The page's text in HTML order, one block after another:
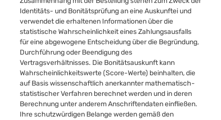
Identitäts- und Bonitätsprüfung an eine Auskunftei und
verwendet die erhaltenen Informationen über die
statistische Wahrscheinlichkeit eines Zahlungsausfalls
für eine abgewogene Entscheidung über die Begründung,
Durchführung oder Beendigung des
Vertragsverhältnisses. Die Bonitätsauskunft kann
Wahrscheinlichkeitswerte (Score-Werte) beinhalten, die
auf Basis wissenschaftlich anerkannter mathematisch-
statistischer Verfahren berechnet werden und in deren
Berechnung unter anderem Anschriftendaten einfließen.
Ihre schutzwürdigen Belange werden gemäß den